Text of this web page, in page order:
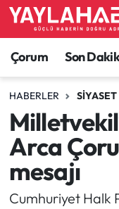
Çorum Son
HABERLER SIYASET
Arca
mesajı
Cumhuriyet Halk
Alaca
Bayat Haberleri
Bilgi - Keşfet
Bilim ve
Boğazkale
Çorum
Çorum Hava
Çorum
Çorum Trafik
TFF 1.Lig